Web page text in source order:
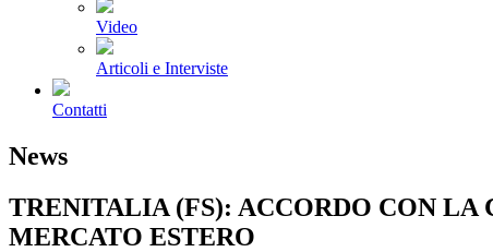
Video
Articoli e Interviste
Contatti
News
TRENITALIA (FS): ACCORDO CON
MERCATO ESTERO